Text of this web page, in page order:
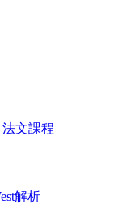
文課程
解析